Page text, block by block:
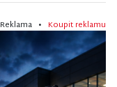
Reklama • Koupit reklamu